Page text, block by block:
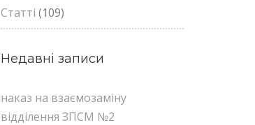
Статті (109)
Недавні записи
наказ на взаємозаміну
відділення ЗПСМ №2